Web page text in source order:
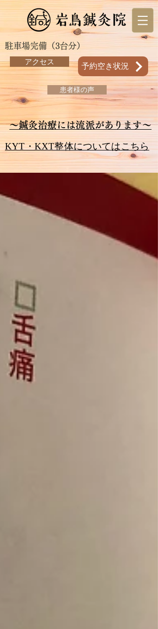
駐車場完備（3台分）
アクセス
予約空き状況
患者様の声
～鍼灸治療には流派があります～
KYT・KXT整体についてはこちら